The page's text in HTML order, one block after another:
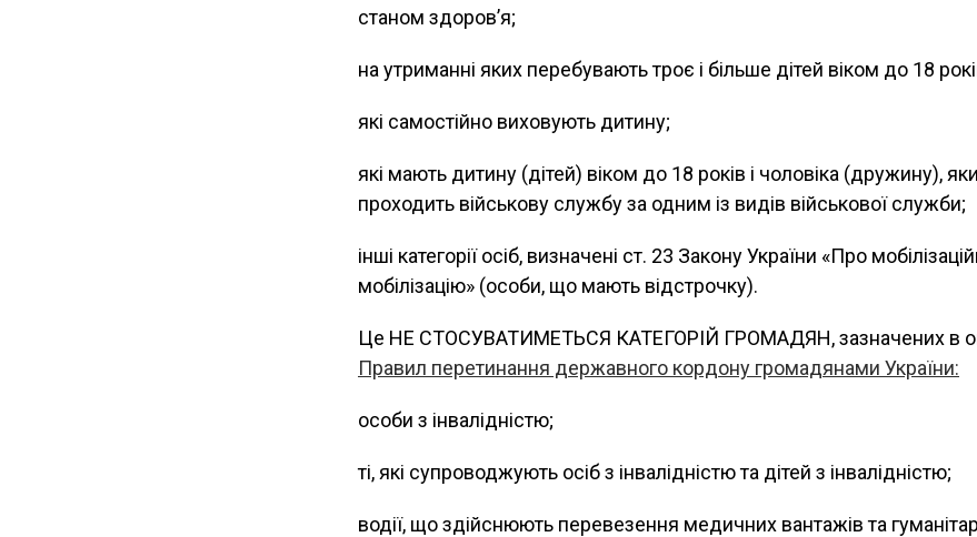
станом здоров’я;
на утриманні яких перебувають троє і більше дітей віком до 18
які самостійно виховують дитину;
які мають дитину (дітей) віком до 18 років і чоловіка (дружину),
проходить військову службу за одним із видів військової служби;
інші категорії осіб, визначені ст. 23 Закону України «Про
мобілізацію» (особи, що мають відстрочку).
Це НЕ СТОСУВАТИМЕТЬСЯ КАТЕГОРІЙ ГРОМАДЯН, зазначених в
Правил перетинання державного кордону громадянами України:
особи з інвалідністю;
ті, які супроводжують осіб з інвалідністю та дітей з інвалідністю;
водії, що здійснюють перевезення медичних вантажів та